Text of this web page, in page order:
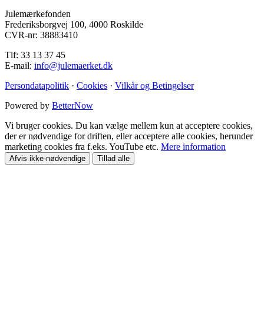
Julemærkefonden
Frederiksborgvej 100, 4000 Roskilde
CVR-nr: 38883410
Tlf: 33 13 37 45
E-mail: info@julemaerket.dk
Persondatapolitik · Cookies · Vilkår og Betingelser
Powered by BetterNow
Vi bruger cookies. Du kan vælge mellem kun at acceptere cookies,
der er nødvendige for driften, eller acceptere alle cookies, herunder
marketing cookies fra f.eks. YouTube etc. Mere information
Afvis ikke-nødvendige Tillad alle